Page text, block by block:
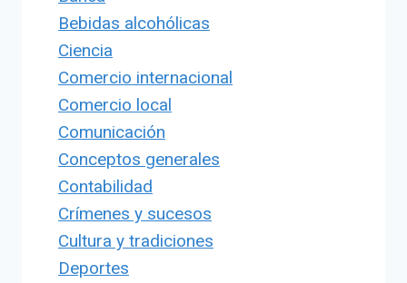
Bebidas alcohólicas
Ciencia
Comercio internacional
Comercio local
Comunicación
Conceptos generales
Contabilidad
Crímenes y sucesos
Cultura y tradiciones
Deportes